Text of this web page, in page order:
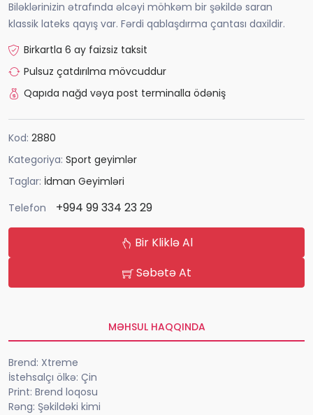
Biləklərinizin ətrafında əlcəyi möhkəm bir şəkildə saran
klassik lateks qayış var. Fərdi qablaşdırma çantası daxildir.
Birkartla 6 ay faizsiz taksit
Pulsuz çatdırılma mövcuddur
Qapıda nağd vəya post terminalla ödəniş
Kod: 2880
Kategoriya: Sport geyimlər
Taglar: İdman Geyimləri
Telefon
+994 99 334 23 29
Bir Kliklə Al
Səbətə At
MƏHSUL HAQQINDA
Brend: Xtreme
İstehsalçı ölkə: Çin
Print: Brend loqosu
Rəng: Şəkildəki kimi